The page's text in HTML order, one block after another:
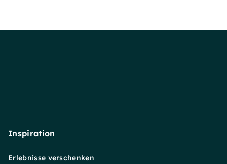
Inspiration
Erlebnisse verschenken